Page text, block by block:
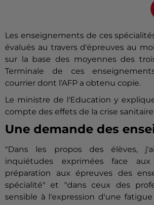
Les enseignements de ces
évalués au travers d'épreuves au
sur la base des moyennes des
Terminale de ces
courrier dont l'AFP a obtenu copie.
Le ministre de l'Education y
compte des effets de la crise
Une demande des
"Dans les propos des élèves,
inquiétudes exprimées face
préparation aux épreuves des
spécialité" et "dans ceux des
sensible à l'expression d'une